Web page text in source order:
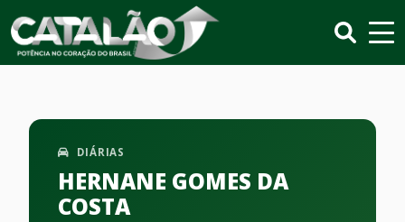
DIÁRIAS
HERNANE GOMES DA
COSTA